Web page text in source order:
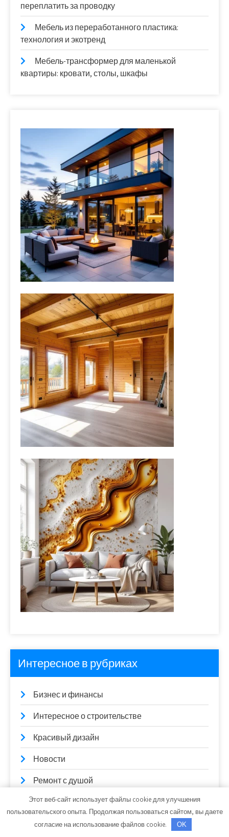
переплатить за проводку
Мебель из переработанного пластика:
технология и экотренд
Мебель-трансформер для маленькой
квартиры: кровати, столы, шкафы
Интересное в рубриках
Бизнес и финансы
Интересное о строительстве
Красивый дизайн
Новости
Ремонт с душой
Технологии
Упрощение быта
Этот веб-сайт использует файлы cookie для улучшения
пользовательского опыта. Продолжая пользоваться сайтом, вы даете
согласие на использование файлов cookie.
OK